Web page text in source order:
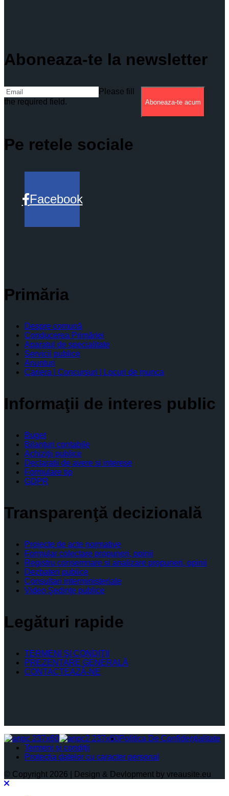
Aboneaza-te la newsletter
Please fill
the required field.
Aboneaza-te acum
Pe retele sociale
Facebook
Primăria
Despre comună
Conducerea Primăriei
Aparatul de specialitate
Servicii publice
Anunturi
Cariera | Concursuri | Locuri de munca
Informaţii de interes public
Buget
Bilanţuri contabile
Achiziţii publice
Declaratii de avere si interese
Formulare tip
GDPR
Transparenţă decizională
Proiecte de acte normative
Formular colectare propuneri, opinii
Registru consemnare si analizare propuneri, opinii
Dezbateri publice
Consultari interministeriale
Video Şedinţe publice
Legături rapide
TERMENI ŞI CONDIŢII
PREZENTARE GENERALĂ
CONTACTEAZĂ-NE
Politica De Confidențialitate
Termeni și condiții
Protectia datelor cu caracter personal
© Copyright 2026 | Design & Devlopment by vreausite.eu